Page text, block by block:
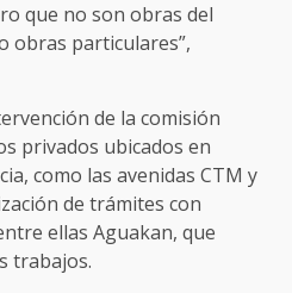
que no son obras del
obras particulares”,
de la comisión
privados ubicados en
como las avenidas CTM y
de trámites con
ellas Aguakan, que
trabajos.